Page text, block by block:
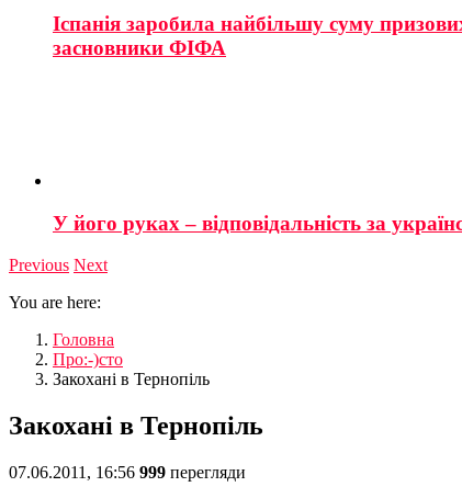
Іспанія заробила найбільшу суму
засновники ФІФА
У його руках – відповідальність за
Previous Next
You are here:
Головна
Про:-)сто
Закохані в Тернопіль
Закохані в Тернопіль
07.06.2011, 16:56 999 перегляди